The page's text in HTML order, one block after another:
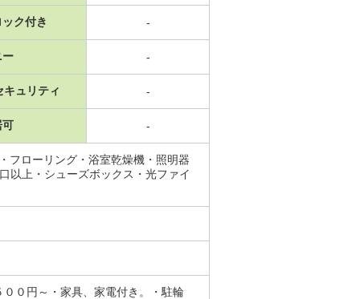
ク付き -
ー -
キュリティ -
可 -
フローリング・浴室乾燥機・照明器
以上・シューズボックス・光ファイ
０円～・家具、家電付き。・駐輪